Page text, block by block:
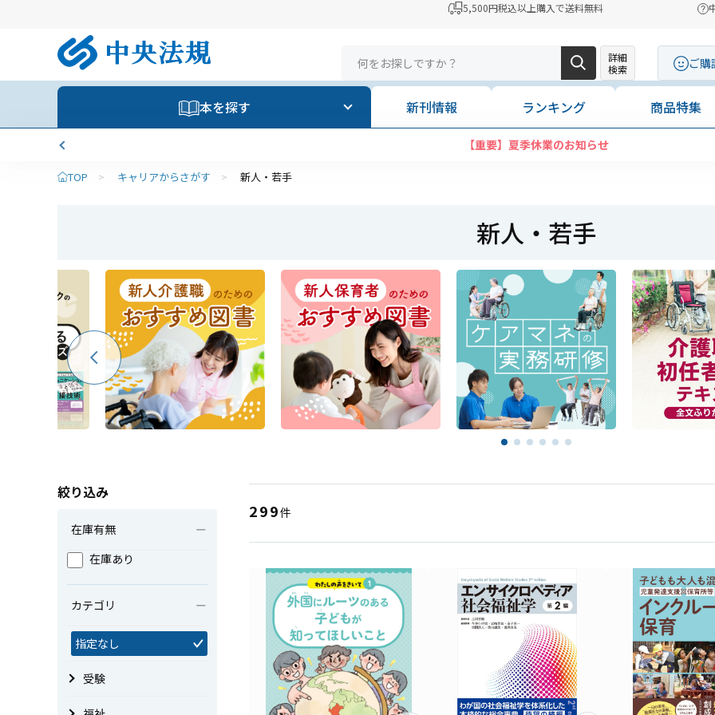
5,500円税込以上購入で送料無料
詳細
検索
ご
本を探す 新刊情報 ランキング 商品特集
コンビニ決済に「セブンイレブン」を追加いたしました
TOP > キャリアからさがす > 新人・若手
新人・若手
絞り込み
在庫有無
在庫あり
カテゴリ
指定なし
受験
299件